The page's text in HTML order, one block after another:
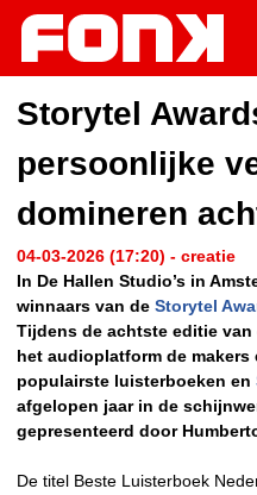
Storytel
persoonlijke
domineren
04-03-2026 (17:20) - creatie
In De Hallen Studio’s in
winnaars van de Storytel
Tijdens de achtste editie
het audioplatform de makers
populairste luisterboeken en
afgelopen jaar in de
gepresenteerd door
De titel Beste Luisterboek